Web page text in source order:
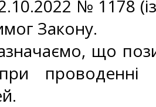
№ 1178
Закону.
що
проводенні